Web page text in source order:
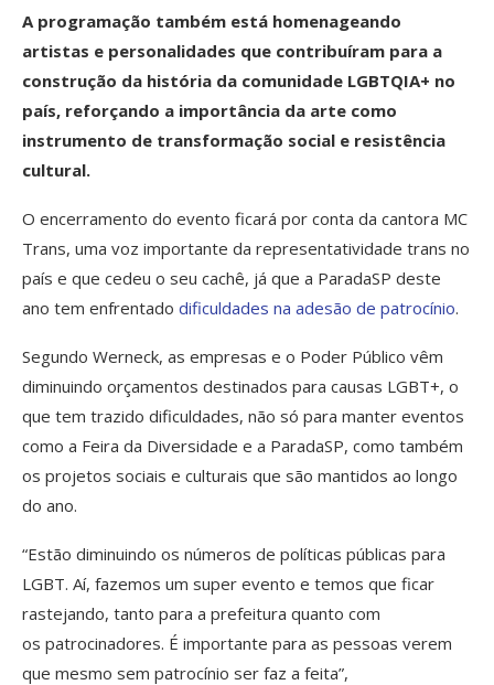
A programação também está homenageando
artistas e personalidades que contribuíram para a
construção da história da comunidade LGBTQIA+ no
país, reforçando a importância da arte como
instrumento de transformação social e resistência
cultural.
O encerramento do evento ficará por conta da cantora MC
Trans, uma voz importante da representatividade trans no
país e que cedeu o seu cachê, já que a ParadaSP deste
ano tem enfrentado dificuldades na adesão de patrocínio.
Segundo Werneck, as empresas e o Poder Público vêm
diminuindo orçamentos destinados para causas LGBT+, o
que tem trazido dificuldades, não só para manter eventos
como a Feira da Diversidade e a ParadaSP, como também
os projetos sociais e culturais que são mantidos ao longo
do ano.
“Estão diminuindo os números de políticas públicas para
LGBT. Aí, fazemos um super evento e temos que ficar
rastejando, tanto para a prefeitura quanto com
os patrocinadores. É importante para as pessoas verem
que mesmo sem patrocínio ser faz a feita”,